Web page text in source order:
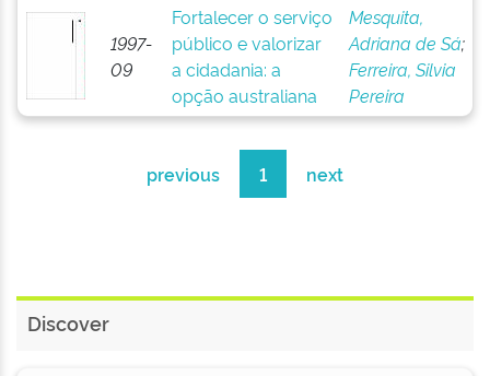
1997-
09
Fortalecer o serviço
público e valorizar
a cidadania: a
opção australiana
Mesquita,
Adriana de Sá;
Ferreira, Silvia
Pereira
previous 1 next
Discover